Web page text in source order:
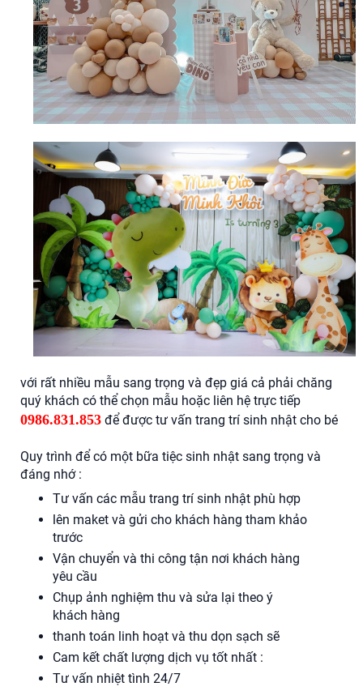
với rất nhiều mẫu sang trọng và đẹp giá cả phải chăng
quý khách có thể chọn mẫu hoặc liên hệ trực tiếp
0986.831.853 để được tư vấn trang trí sinh nhật cho bé
Quy trình để có một bữa tiệc sinh nhật sang trọng và
đáng nhớ :
Tư vấn các mẫu trang trí sinh nhật phù hợp
lên maket và gửi cho khách hàng tham khảo
trước
Vận chuyển và thi công tận nơi khách hàng
yêu cầu
Chụp ảnh nghiệm thu và sửa lại theo ý
khách hàng
thanh toán linh hoạt và thu dọn sạch sẽ
Cam kết chất lượng dịch vụ tốt nhất :
Tư vấn nhiệt tình 24/7